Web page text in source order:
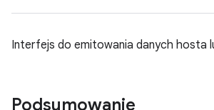
Interfejs do emitowania danych hosta
Podsumowanie